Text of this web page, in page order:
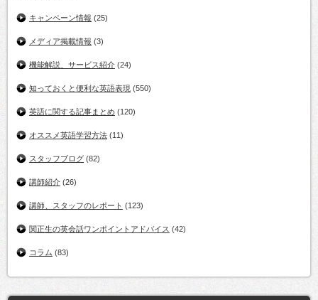
キャンペーン情報 (25)
メディア掲載情報 (3)
機能解説、サービス紹介 (24)
知っておくと便利な英語表現 (550)
英語に関する記事まとめ (120)
オススメ英語学習方法 (11)
スタッフブログ (82)
講師紹介 (26)
講師、スタッフのレポート (123)
関正生の英会話ワンポイントアドバイス (42)
コラム (83)